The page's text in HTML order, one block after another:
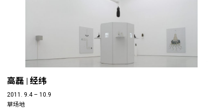
高磊 | 经纬
2011. 9.4 – 10.9
草场地